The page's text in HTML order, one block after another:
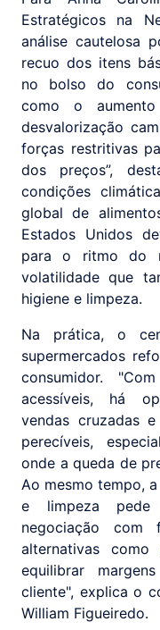
Estratégicos na
análise cautelosa
recuo dos itens
no bolso do
como o
desvalorização
forças restritivas
dos preços”,
condições
global de
Estados Unidos
para o ritmo do
volatilidade que
higiene e limpeza.
Na prática, o
supermercados
consumidor.
acessíveis, há
vendas cruzadas
perecíveis,
onde a queda de
Ao mesmo tempo,
e limpeza pede
negociação
alternativas
equilibrar
cliente", explica o
William Figueiredo.